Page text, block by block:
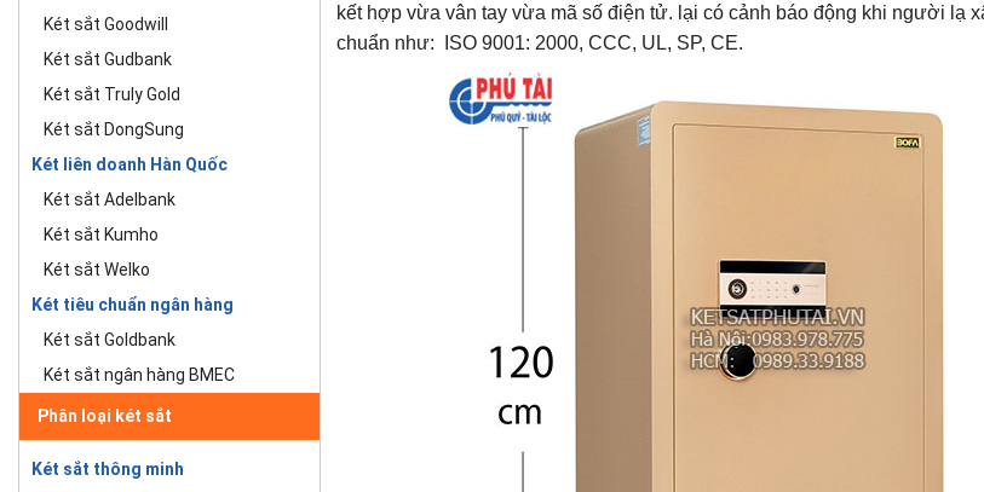
Két sắt Goodwill
Két sắt Gudbank
Két sắt Truly Gold
Két sắt DongSung
Két liên doanh Hàn Quốc
Két sắt Adelbank
Két sắt Kumho
Két sắt Welko
Két tiêu chuẩn ngân hàng
Két sắt Goldbank
Két sắt ngân hàng BMEC
Phân loại két sắt
Két sắt thông minh
kết hợp vừa vân tay vừa mã số điện tử. lại có cảnh báo động khi người lạ
chuẩn như: ISO 9001: 2000, CCC, UL, SP, CE.